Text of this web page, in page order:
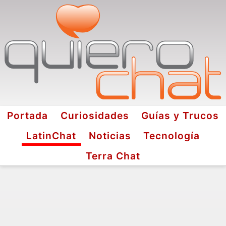
Portada Curiosidades
Guías y Trucos
LatinChat
Noticias
Tecnología
Terra Chat